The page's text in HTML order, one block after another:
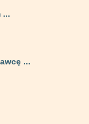
...
...